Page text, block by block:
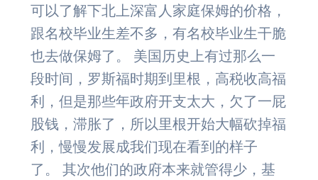
可以了解下北上深富人家庭保姆的价格，
跟名校毕业生差不多，有名校毕业生干脆
也去做保姆了。 美国历史上有过那么一
段时间，罗斯福时期到里根，高税收高福
利，但是那些年政府开支太大，欠了一屁
股钱，滞胀了，所以里根开始大幅砍掉福
利，慢慢发展成我们现在看到的样子
了。 其次他们的政府本来就管得少，基